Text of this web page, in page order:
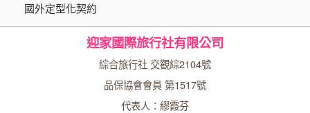
國外定型化契約
迎家國際旅行社有限公司
綜合旅行社 交觀綜2104號
品保協會會員 第1517號
代表人：繆霞芬